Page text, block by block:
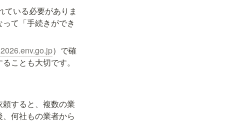
いる必要がありま
て「手続きができ
）で確
ことも大切です。
すると、複数の業
何社もの業者から